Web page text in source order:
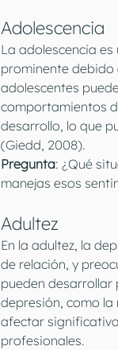
Adolescencia
La adolescencia
prominente debido
adolescentes
comportamientos
desarrollo, lo que
(Giedd, 2008).
Pregunta: ¿Qué
manejas esos
Adultez
En la adultez, la
de relación, y
pueden
depresión, como la
afectar
profesionales.